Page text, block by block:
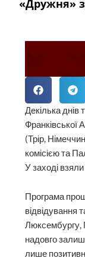
«Дружня»
Декілька
Франківської
(Трір,
комісією та
У заході
Програма
відвідування
Люксембургу,
надовго
лише